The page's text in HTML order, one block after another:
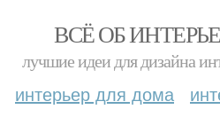
ВСЁ ОБ
лучшие идеи для дизайна
интерьер для дома